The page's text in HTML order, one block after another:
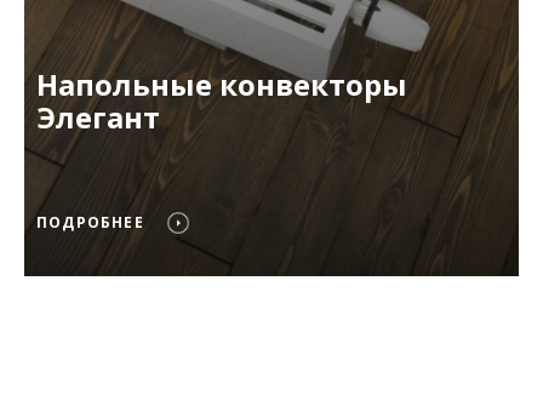
Напольные конвекторы
Элегант
ПОДРОБНЕЕ